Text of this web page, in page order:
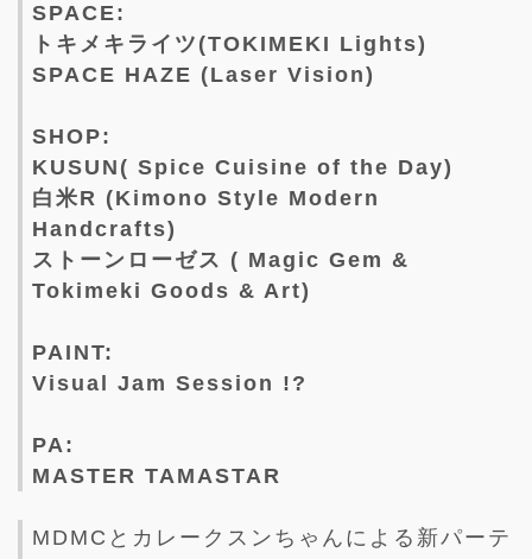
SPACE:
トキメキライツ(TOKIMEKI Lights)
SPACE HAZE (Laser Vision)
SHOP:
KUSUN( Spice Cuisine of the Day)
白米R (Kimono Style Modern
Handcrafts)
ストーンローゼス ( Magic Gem &
Tokimeki Goods & Art)
PAINT:
Visual Jam Session !?
PA:
MASTER TAMASTAR
MDMCとカレークスンちゃんによる新パーテ